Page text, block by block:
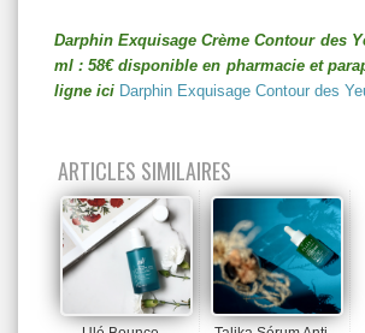
Darphin Exquisage Crème Contour des
ml : 58€ disponible en pharmacie et
ligne ici Darphin Exquisage Contour des
ARTICLES SIMILAIRES